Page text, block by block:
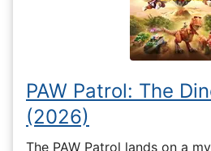
PAW Patrol: The
(2026)
The PAW Patrol lands on a